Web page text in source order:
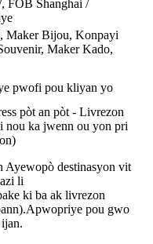
FOB Shanghai /
Maker Bijou, Konpayi
Maker Kado,
pwofi pou kliyan yo
pòt an pòt - Livrezon
nou ka jwenn ou yon pri
Ayewopò destinasyon vit
li
ki ba ak livrezon
pou gwo